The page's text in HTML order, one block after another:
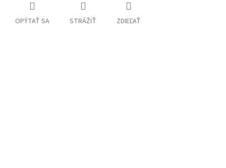
OPÝTAŤ SA STRÁŽIŤ ZDIEĽAŤ